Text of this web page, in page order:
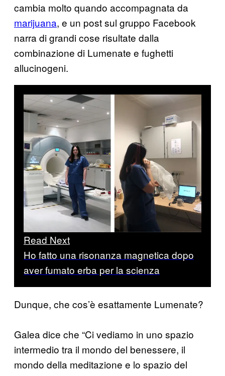
cambia molto quando accompagnata da
marijuana, e un post sul gruppo Facebook
narra di grandi cose risultate dalla
combinazione di Lumenate e fughetti
allucinogeni.
Read Next
Ho fatto una risonanza magnetica dopo
aver fumato erba per la scienza
Dunque, che cos’è esattamente Lumenate?
Galea dice che “Ci vediamo in uno spazio
intermedio tra il mondo del benessere, il
mondo della meditazione e lo spazio del